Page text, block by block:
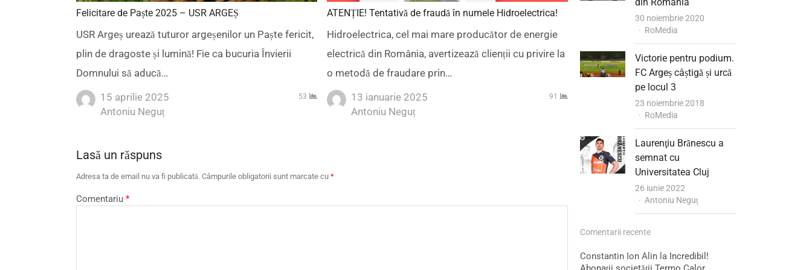
Felicitare de Paște 2025 – USR ARGEȘ
USR Argeș urează tuturor argeșenilor un Paște fericit,
plin de dragoste și lumină! Fie ca bucuria Învierii
Domnului să aducă…
15 aprilie 2025
Author
Antoniu Neguț
53
ATENȚIE! Tentativă de fraudă în numele Hidroelectrica!
Hidroelectrica, cel mai mare producător de energie
electrică din România, avertizează clienții cu privire la
o metodă de fraudare prin…
13 ianuarie 2025
Author
Antoniu Neguț
91
Lasă un răspuns
Adresa ta de email nu va fi publicată. Câmpurile obligatorii sunt marcate cu *
Comentariu *
30 noiembrie 2020
Author
RoMedia
Victorie pentru podium.
FC Argeș câștigă și urcă
pe locul 3
23 noiembrie 2018
Author
RoMedia
Laurenţiu Brănescu a
semnat cu
Universitatea Cluj
26 iunie 2022
Author
Antoniu Neguț
Comentarii recente
Constantin Ion Alin la Incredibil!